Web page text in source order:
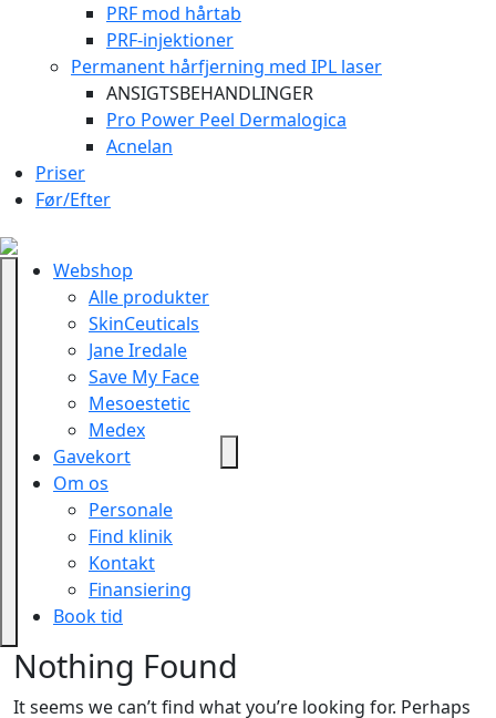
PRF mod hårtab
PRF-injektioner
Permanent hårfjerning med IPL laser
ANSIGTSBEHANDLINGER
Pro Power Peel Dermalogica
Acnelan
Priser
Før/Efter
Webshop
Alle produkter
SkinCeuticals
Jane Iredale
Save My Face
Mesoestetic
Medex
Gavekort
Om os
Personale
Find klinik
Kontakt
Finansiering
Book tid
Nothing Found
It seems we can’t find what you’re looking for. Perhaps